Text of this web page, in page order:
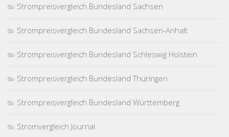
Strompreisvergleich Bundesland Sachsen
Strompreisvergleich Bundesland Sachsen-Anhalt
Strompreisvergleich Bundesland Schleswig Holstein
Strompreisvergleich Bundesland Thüringen
Strompreisvergleich Bundesland Württemberg
Stromvergleich Journal